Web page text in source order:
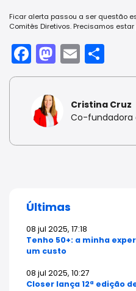
Ficar alerta passou a ser questão
Comitês Diretivos. Precisamos
Facebook
Email
Cristina Cruz
Co-fundadora
Últimas
08 jul 2025, 17:18
Tenho 50+: a minha
um custo
08 jul 2025, 10:27
Closer lança 12ª edição